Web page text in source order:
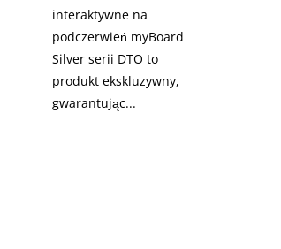
interaktywne na
podczerwień myBoard
Silver serii DTO to
produkt ekskluzywny,
gwarantując...